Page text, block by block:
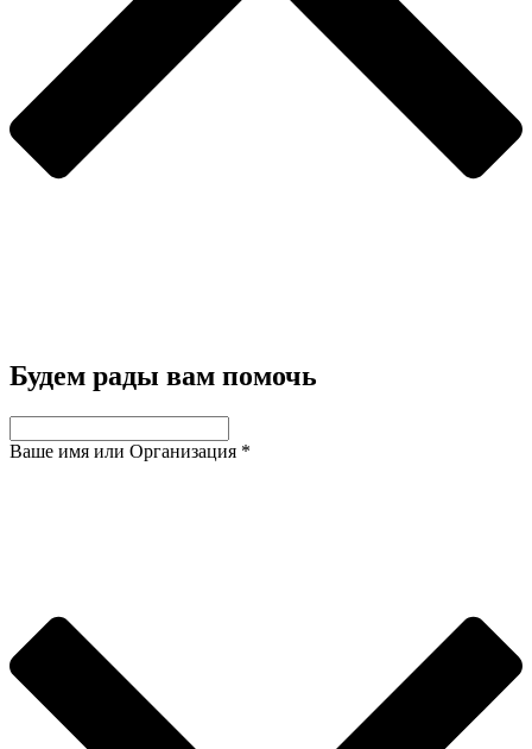
Будем рады вам помочь
Ваше имя или Организация *